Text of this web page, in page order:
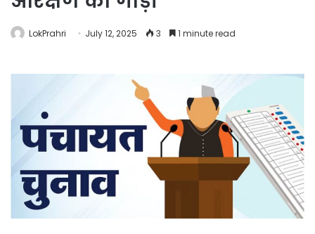
LokPrahri July 12, 2025 3 1 minute read